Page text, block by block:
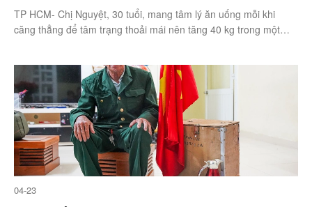
TP HCM- Chị Nguyệt, 30 tuổi, mang tâm lý ăn uống mỗi khi
căng thẳng để tâm trạng thoải mái nên tăng 40 kg trong một
04-23